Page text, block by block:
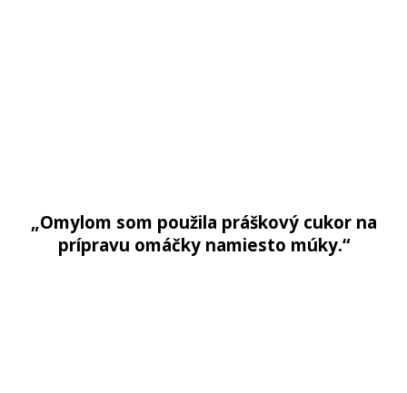
„Omylom som použila práškový cukor na
prípravu omáčky namiesto múky.“